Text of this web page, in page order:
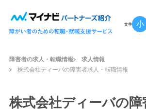
文字 小
障害者の求人・転職情報
求人情報
株式会社ディーバの障害者求人・転職情報
株式会社ディーバの障